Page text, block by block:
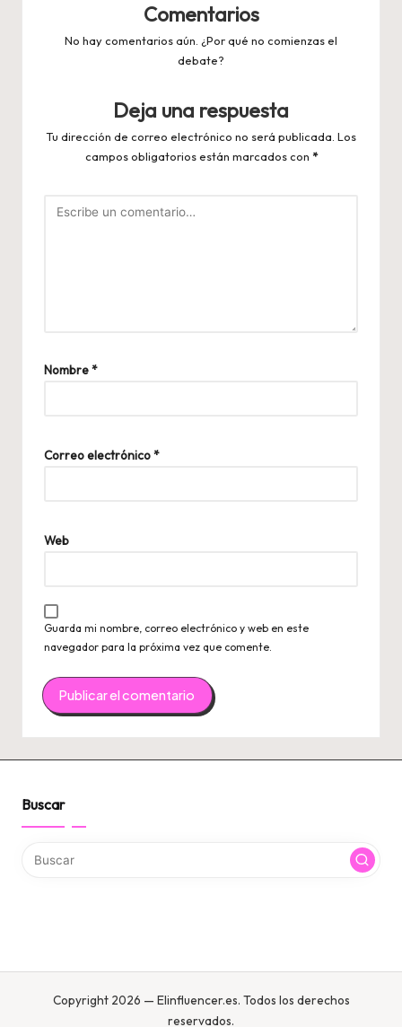
Comentarios
No hay comentarios aún. ¿Por qué no comienzas el
debate?
Deja una respuesta
Tu dirección de correo electrónico no será publicada. Los
campos obligatorios están marcados con *
Nombre*
Correo electrónico*
Web
Guarda mi nombre, correo electrónico y web en este
navegador para la próxima vez que comente.
Buscar
Copyright 2026 — Elinfluencer.es. Todos los derechos
reservados.